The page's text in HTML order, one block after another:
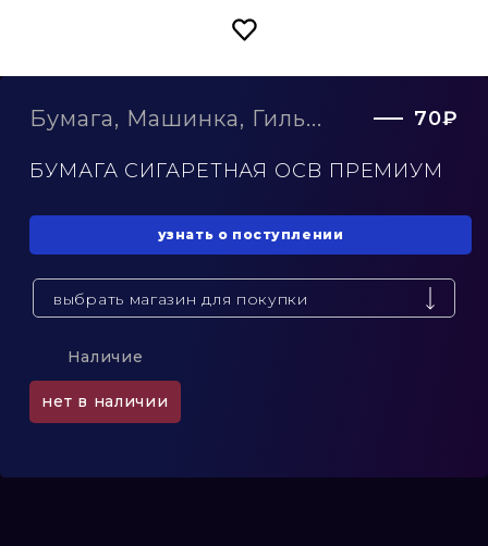
Бумага, Машинка, Гиль... 70₽
БУМАГА СИГАРЕТНАЯ OCB ПРЕМИУМ
узнать о поступлении
выбрать магазин для покупки
Наличие
нет в наличии